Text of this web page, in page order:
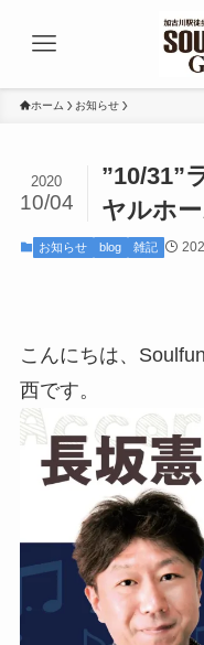
ホーム お知らせ
”10/31”
ヤルホ
2020
10/04
お知らせ blog 雑記
こんにちは、
西です。